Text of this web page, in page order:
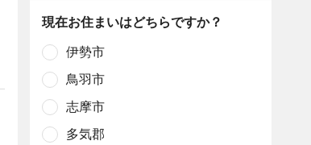
現在お住まいはどちらですか？
伊勢市
鳥羽市
志摩市
多気郡